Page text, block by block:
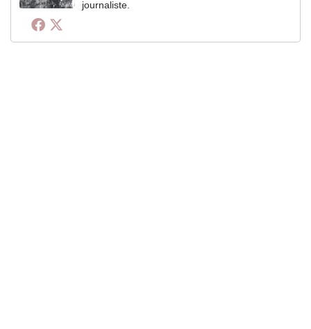
journaliste.